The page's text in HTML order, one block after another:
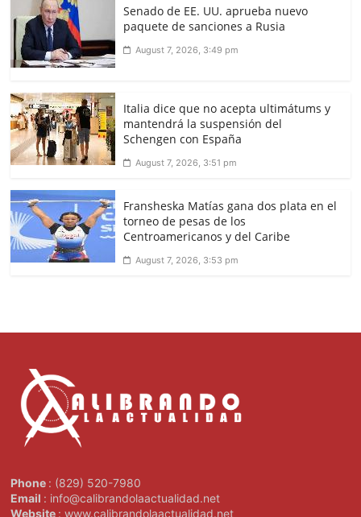
Senado de EE. UU. aprueba nuevo
paquete de sanciones a Rusia
August 7, 2026, 3:49 pm
Italia dice que no acepta ultimátums y
mantendrá la suspensión del
Schengen con España
August 7, 2026, 3:51 pm
Fransheska Matías gana dos plata en el
torneo de pesas de los
Centroamericanos y del Caribe
August 7, 2026, 3:53 pm
Phone : (829) 520-7980
Email : info@calibrandolaactualidad.net
Website : www.calibrandolaactualidad.net